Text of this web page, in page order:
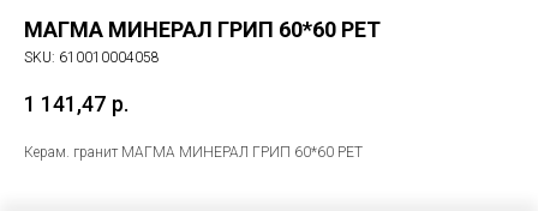
МАГМА МИНЕРАЛ ГРИП 60*60 РЕТ
SKU: 610010004058
1 141,47 р.
Керам. гранит МАГМА МИНЕРАЛ ГРИП 60*60 РЕТ